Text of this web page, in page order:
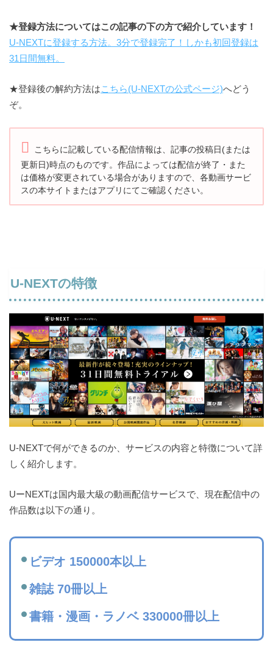
★登録方法についてはこの記事の下の方で紹介しています！
U-NEXTに登録する方法。3分で登録完了！しかも初回登録は
31日間無料。
★登録後の解約方法はこちら(U-NEXTの公式ページ)へどう
ぞ。
こちらに記載している配信情報は、記事の投稿日(または
更新日)時点のものです。 作品によっては配信が終了・また
は価格が変更されている場合がありますので、 各動画サービ
スの本サイトまたはアプリにてご確認ください。
U-NEXTの特徴
U-NEXTで何ができるのか、サービスの内容と特徴について詳
しく紹介します。
UーNEXTは国内最大級の動画配信サービスで、現在配信中の
作品数は以下の通り。
ビデオ 150000本以上
雑誌 70冊以上
書籍・漫画・ラノベ 330000冊以上